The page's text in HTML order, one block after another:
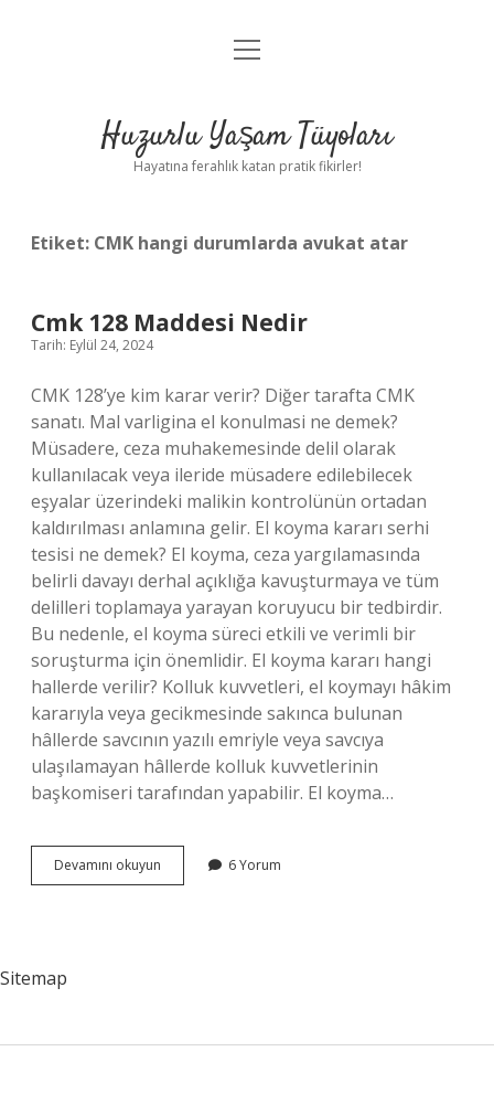
Anasayfa
Yasal Uyarı
menüyü
Huzurlu Yaşam Tüyoları
Hayatına ferahlık katan pratik fikirler!
Etiket: CMK hangi durumlarda avukat atar
Cmk 128 Maddesi Nedir
Tarih: Eylül 24, 2024
CMK 128’ye kim karar verir? Diğer tarafta CMK
sanatı. Mal varligina el konulmasi ne demek?
Müsadere, ceza muhakemesinde delil olarak
kullanılacak veya ileride müsadere edilebilecek
eşyalar üzerindeki malikin kontrolünün ortadan
kaldırılması anlamına gelir. El koyma kararı serhi
tesisi ne demek? El koyma, ceza yargılamasında
belirli davayı derhal açıklığa kavuşturmaya ve tüm
delilleri toplamaya yarayan koruyucu bir tedbirdir.
Bu nedenle, el koyma süreci etkili ve verimli bir
soruşturma için önemlidir. El koyma kararı hangi
hallerde verilir? Kolluk kuvvetleri, el koymayı hâkim
kararıyla veya gecikmesinde sakınca bulunan
hâllerde savcının yazılı emriyle veya savcıya
ulaşılamayan hâllerde kolluk kuvvetlerinin
başkomiseri tarafından yapabilir. El koyma…
Devamını okuyun
128
6 Yorum
Sitemap